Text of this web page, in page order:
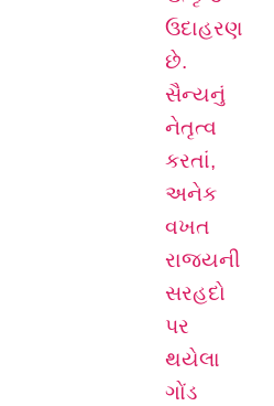
ઉદાહરણ
છે.
સૈન્યનું
નેતૃત્વ
કરતાં,
અનેક
વખત
રાજ્યની
સરહદો
પર
થયેલા
ગોંડ